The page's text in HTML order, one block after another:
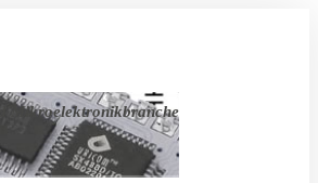
Mikroelektronikbranche